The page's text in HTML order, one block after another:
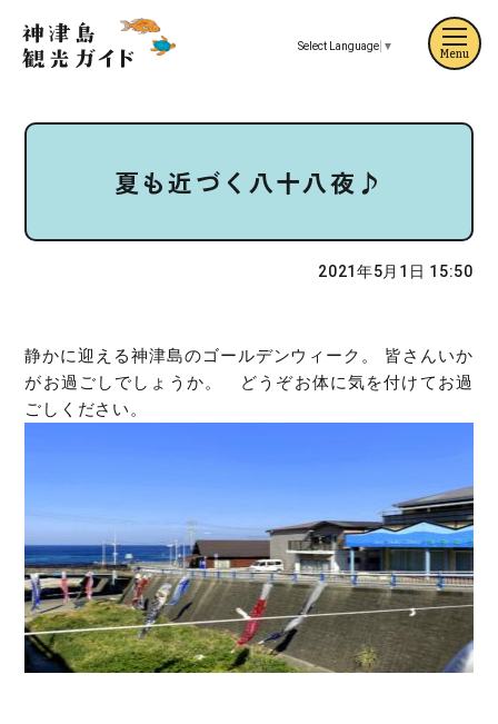
Select Language ▼
夏も近づく八十八夜♪
2021年5月1日 15:50
静かに迎える神津島のゴールデンウィーク。 皆さんいか
がお過ごしでしょうか。 どうぞお体に気を付けてお過
ごしください。
Menu